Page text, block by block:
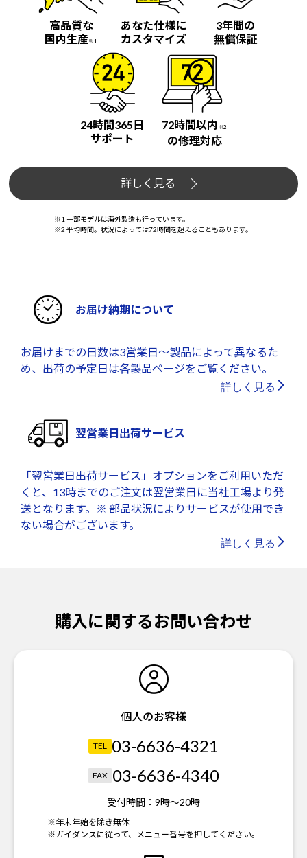
高品質な
国内生産※1
あなた仕様に
カスタマイズ
3年間の
無償保証
24時間365日
サポート
72時間以内 ※2
の修理対応
詳しく見る
※1 一部モデルは海外製造も行っています。
※2 平均時間。状況によっては72時間を超えることもあります。
お届け納期について
お届けまでの日数は3営業日～製品によって異なるた
め、出荷の予定日は各製品ページをご覧ください。
詳しく見る
翌営業日出荷サービス
「翌営業日出荷サービス」オプションをご利用いただ
くと、13時までのご注文は翌営業日に当社工場より発
送となります。※ 部品状況によりサービスが使用でき
ない場合がございます。
詳しく見る
購入に関するお問い合わせ
個人のお客様
TEL 03-6636-4321
FAX 03-6636-4340
受付時間： 9時～20時
※年末年始を除き無休
※ガイダンスに従って、メニュー番号を押してください。